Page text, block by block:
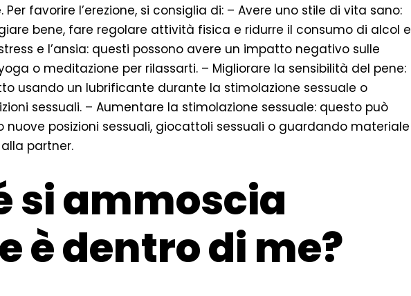
favorire l’erezione, si consiglia di: – Avere uno stile di vita sano:
bene, fare regolare attività fisica e ridurre il consumo di alcol e
e l’ansia: questi possono avere un impatto negativo sulle
o meditazione per rilassarti. – Migliorare la sensibilità del pene:
usando un lubrificante durante la stimolazione sessuale o
sessuali. – Aumentare la stimolazione sessuale: questo può
posizioni sessuali, giocattoli sessuali o guardando materiale
partner.
si ammoscia
è dentro di me?